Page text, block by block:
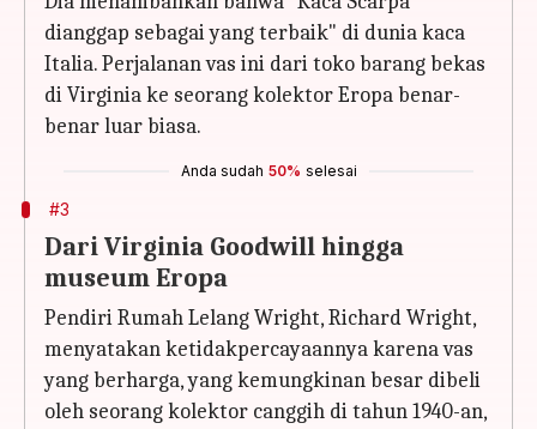
dianggap sebagai yang terbaik" di dunia kaca
Italia. Perjalanan vas ini dari toko barang bekas
di Virginia ke seorang kolektor Eropa benar-
benar luar biasa.
Anda sudah 50% selesai
#3
Dari Virginia Goodwill hingga
museum Eropa
Pendiri Rumah Lelang Wright, Richard Wright,
menyatakan ketidakpercayaannya karena vas
yang berharga, yang kemungkinan besar dibeli
oleh seorang kolektor canggih di tahun 1940-an,